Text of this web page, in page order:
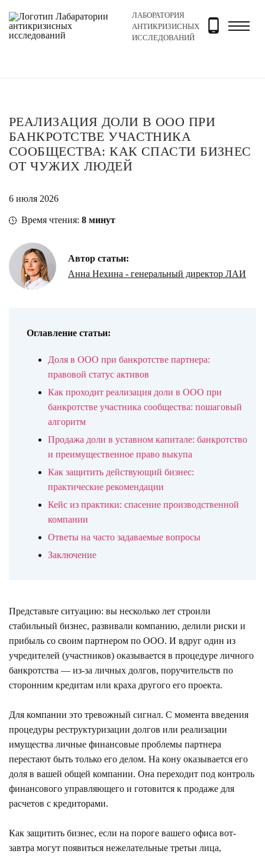
ЛАБОРАТОРИЯ
АНТИКРИЗИСНЫХ
ИССЛЕДОВАНИЙ
Главная Новости и блог Блог Реализация доли в
РЕАЛИЗАЦИЯ ДОЛИ В ООО ПРИ
БАНКРОТСТВЕ УЧАСТНИКА
СООБЩЕСТВА: КАК СПАСТИ БИЗНЕС
ОТ ЧУЖИХ ЛЮДЕЙ
6 июля 2026
Время чтения: 8 минут
Автор статьи:
Анна Нехина - генеральный директор ЛАИ
Оглавление статьи:
Доля в ООО при банкротстве партнера:
правовой статус активов
Как проходит реализация доли в ООО при
банкротстве участника сообщества: пошаговый
алгоритм
Продажа доли в уставном капитале: банкротство
и преимущественное право выкупа
Как защитить действующий бизнес:
практические рекомендации
Кейс из практики: спасение производственной
компании
Ответы на часто задаваемые вопросы
Заключение
Представьте ситуацию: вы несколько лет строили
стабильный бизнес, развивали компанию, делили риски и
прибыль со своим партнером по ООО. И вдруг один из
учредителей (участников) оказывается в процедуре личного
банкротства — из-за личных долгов, поручительств по
сторонним кредитам или краха другого его проекта.
Для компании это тревожный сигнал. С момента введения
процедуры реструктуризации долгов или реализации
имущества личные финансовые проблемы партнера
перестают быть только его делом. На кону оказывается его
доля в вашей общей компании. Она переходит под контроль
финансового управляющего и готовится к продаже для
расчетов с кредиторами.
Как защитить бизнес, если на пороге вашего офиса вот-
завтра могут появиться нежелательные третьи лица,